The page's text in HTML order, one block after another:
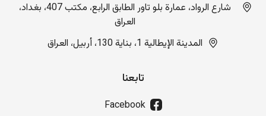
شارع الرواد، عمارة بلو تاور الطابق الرابع، مكتب 407، بغداد،
العراق
المدينة الإيطالية 1، بناية 130، أربيل، العراق
تابعنا
Facebook